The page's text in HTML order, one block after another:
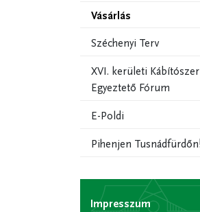
Vásárlás
Széchenyi Terv
XVI. kerületi
Egyeztető Fórum
E-Poldi
Pihenjen Tusnádfürdőn!
Impresszum